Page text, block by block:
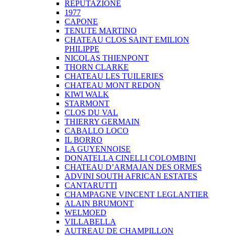
REPUTAZIONE
1977
CAPONE
TENUTE MARTINO
CHATEAU CLOS SAINT EMILION
PHILIPPE
NICOLAS THIENPONT
THORN CLARKE
CHATEAU LES TUILERIES
CHATEAU MONT REDON
KIWI WALK
STARMONT
CLOS DU VAL
THIERRY GERMAIN
CABALLO LOCO
IL BORRO
LA GUYENNOISE
DONATELLA CINELLI COLOMBINI
CHATEAU D’ARMAJAN DES ORMES
ADVINI SOUTH AFRICAN ESTATES
CANTARUTTI
CHAMPAGNE VINCENT LEGLANTIER
ALAIN BRUMONT
WELMOED
VILLABELLA
AUTREAU DE CHAMPILLON